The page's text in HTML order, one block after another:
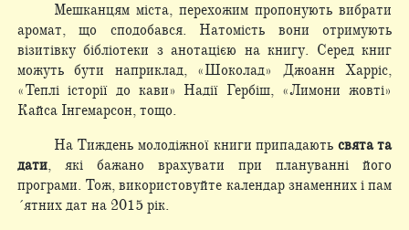
Мешканцям міста, перехожим пропонують вибрати
аромат, що сподобався. Натомість вони отримують
візитівку бібліотеки з анотацією на книгу. Серед книг
можуть бути наприклад, «Шоколад» Джоанн Харріс,
«Теплі історії до кави» Надії Гербіш, «Лимони жовті»
Кайса Інгемарсон, тощо.
На Тиждень молодіжної книги припадають свята та
дати, які бажано врахувати при плануванні його
програми. Тож, використовуйте календар знаменних і пам
´ятних дат на 2015 рік.